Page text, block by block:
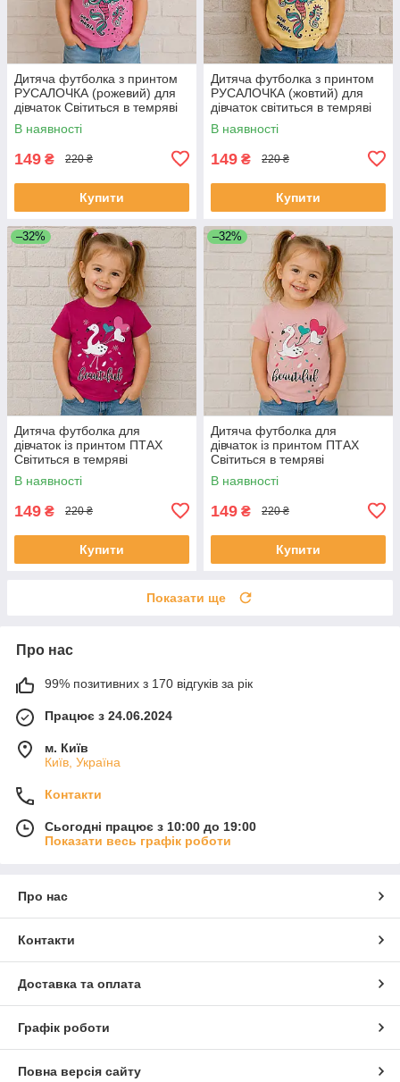
Дитяча футболка з принтом
РУСАЛОЧКА (рожевий) для
дівчаток Світиться в темряві
110
В наявності
149 ₴ 220 ₴
Купити
Дитяча футболка з принтом
РУСАЛОЧКА (жовтий) для
дівчаток світиться в темряві
110
В наявності
149 ₴ 220 ₴
Купити
–32%
Дитяча футболка для
дівчаток із принтом ПТАХ
Світиться в темряві
(малиновий) 116
В наявності
149 ₴ 220 ₴
Купити
–32%
Дитяча футболка для
дівчаток із принтом ПТАХ
Світиться в темряві
(персиковий) 110
В наявності
149 ₴ 220 ₴
Купити
Показати ще
Про нас
99% позитивних з 170 відгуків за рік
Працює з 24.06.2024
м. Київ
Київ, Україна
Контакти
Сьогодні працює з 10:00 до 19:00
Показати весь графік роботи
Про нас
Контакти
Доставка та оплата
Графік роботи
Повна версія сайту